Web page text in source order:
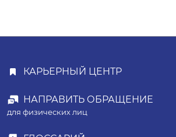
КАРЬЕРНЫЙ ЦЕНТР
НАПРАВИТЬ ОБРАЩЕНИЕ
для физических лиц